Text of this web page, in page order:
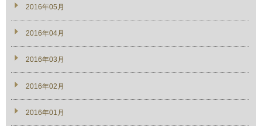
2016年05月
2016年04月
2016年03月
2016年02月
2016年01月